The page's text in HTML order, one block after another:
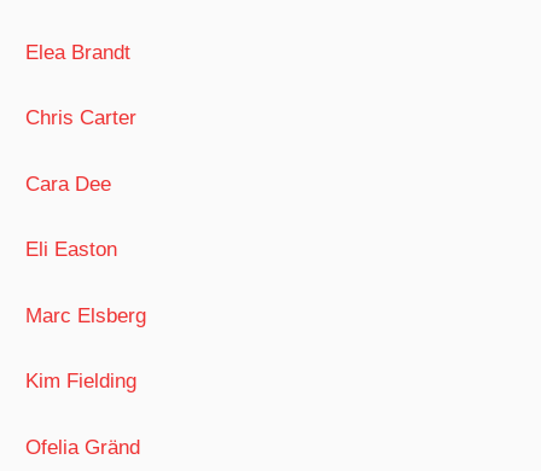
Elea Brandt
Chris Carter
Cara Dee
Eli Easton
Marc Elsberg
Kim Fielding
Ofelia Gränd